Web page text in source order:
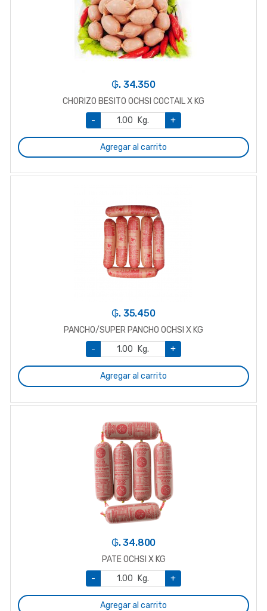
₲. 34.350
CHORIZO BESITO OCHSI COCTAIL X KG
-
Kg. +
Agregar al carrito
₲. 35.450
PANCHO/SUPER PANCHO OCHSI X KG
-
Kg. +
Agregar al carrito
₲. 34.800
PATE OCHSI X KG
-
Kg. +
Agregar al carrito